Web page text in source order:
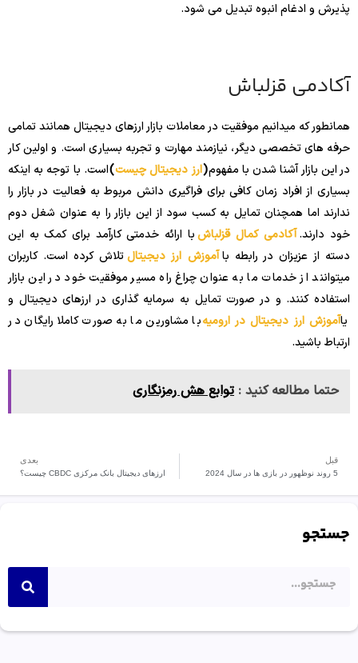
پذیرش و ادغام انبوه تبدیل می شود.
آکادمی قزلباش
همانطور که میدانیم موفقیت در معاملات بازار ارزهای دیجیتال همانند تمامی
حرفه های تخصصی دیگر، نیازمند مهارت و تجربه بسیاری است. و اولین کار
در این بازار آشنا شدن با مفهوم(ارز دیجیتال چیست)است. با توجه به اینکه
بسیاری از افراد زمان کافی برای فراگیری دانش مربوط به فعالیت در بازار را
ندارند اما همچنان تمایل به کسب سود از این بازار را به عنوان شغل دوم
خود دارند.آکادمی کمال قزلباشبا ارائه خدمتی کارآمد برای کمک به این
دسته از عزیزان در رابطه باآموزش ارز دیجیتالتلاش کرده است. کاربران
میتوانند از خدمات ما به عنوان چراغ راه مسیر موفقیت خود در این بازار
استفاده کنند. و در صورت تمایل به سرمایه گذاری در ارزهای دیجیتال و
یاآموزش ارز دیجیتال در ارومیهبا مشاورین ما به صورت کاملا رایگان در
ارتباط باشید.
حتما مطالعه کنید : توابع هش رمزنگاری
قبل
5 روند نوظهور در بازی ها در سال 2024
بعدی
ارزهای دیجیتال بانک مرکزی CBDC چیست؟
جستجو